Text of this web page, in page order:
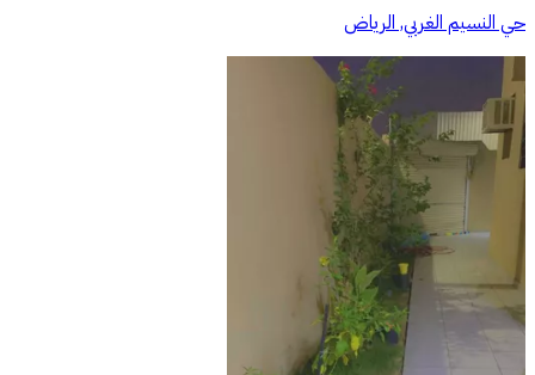
حي النسيم الغربي, الرياض